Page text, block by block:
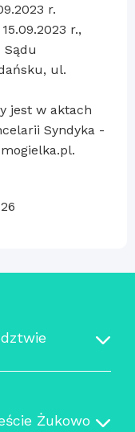
r.
r.,
Sądu
ul.
jest w aktach
Syndyka -
Żukowo